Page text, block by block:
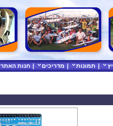
תמונות מדריכים חנות האתר